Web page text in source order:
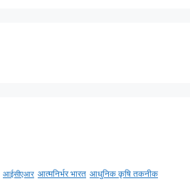
आईसीएआर आत्मनिर्भर भारत आधुनिक कृषि तकनीक